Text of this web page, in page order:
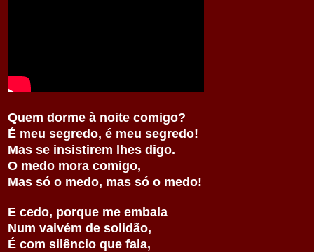
Quem dorme à noite comigo?
É meu segredo, é meu segredo!
Mas se insistirem lhes digo.
O medo mora comigo,
Mas só o medo, mas só o medo!
E cedo, porque me embala
Num vaivém de solidão,
É com silêncio que fala,